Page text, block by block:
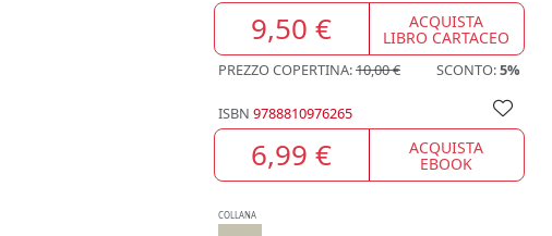
9,50 € ACQUISTA
LIBRO CARTACEO
PREZZO COPERTINA:10,00 € SCONTO:5%
ISBN 9788810976265
6,99 € ACQUISTA
EBOOK
COLLANA